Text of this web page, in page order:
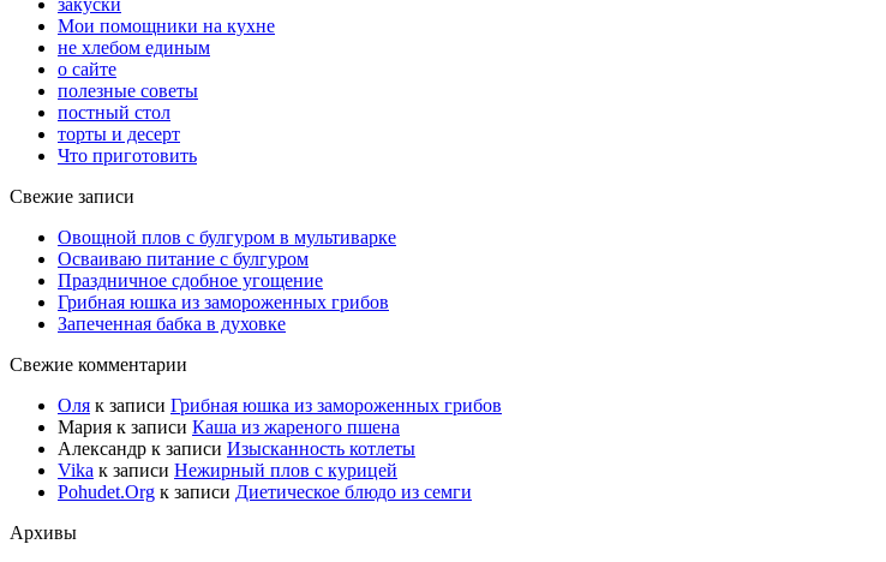
закуски
Мои помощники на кухне
не хлебом единым
о сайте
полезные советы
постный стол
торты и десерт
Что приготовить
Свежие записи
Овощной плов с булгуром в мультиварке
Осваиваю питание с булгуром
Праздничное сдобное угощение
Грибная юшка из замороженных грибов
Запеченная бабка в духовке
Свежие комментарии
Оля к записи Грибная юшка из замороженных грибов
Мария к записи Каша из жареного пшена
Александр к записи Изысканность котлеты
Vika к записи Нежирный плов с курицей
Pohudet.Org к записи Диетическое блюдо из семги
Архивы